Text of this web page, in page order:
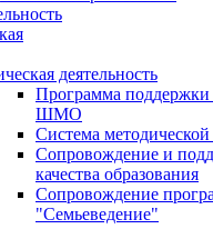
деятельность
Программа
ШМО
Система
Сопровождение и
качества образования
Сопровождение
"Семьеведение"